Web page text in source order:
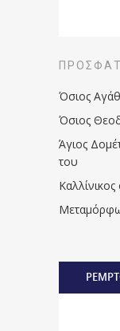
Όσιος
Όσιος
Άγιος
του